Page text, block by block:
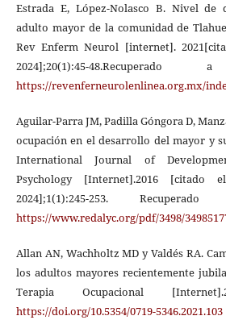
Estrada E, López-Nolasco B. Nivel
adulto mayor de la comunidad de
Rev Enferm Neurol [internet].
2024];20(1):45-
https://revenferneurolenlinea.org.mx/
Aguilar-Parra JM, Padilla Góngora D,
ocupación en el desarrollo del mayor y
International Journal of
Psychology [Internet].2016
2024];1(1):245-253.
https://www.redalyc.org/pdf/3498/
Allan AN, Wachholtz MD y Valdés RA.
los adultos mayores recientemente
Terapia Ocupacional
https://doi.org/10.5354/0719-5346.2021.103